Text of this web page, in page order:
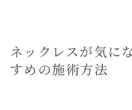
ネックレスが気に
すめの施術方法